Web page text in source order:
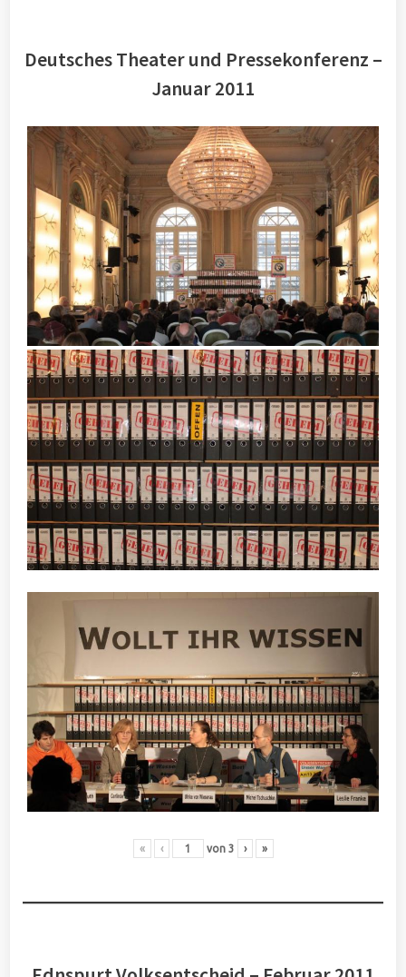
Deutsches Theater und Pressekonferenz –
Januar 2011
« ‹ von 3 › »